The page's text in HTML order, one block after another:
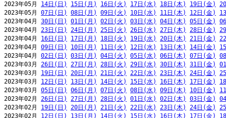
2023年05月 14日(日) 15日(月) 16日(火) 17日(水) 18日(木) 19日(金)
2023年05月 07日(日) 08日(月) 09日(火) 10日(水) 11日(木) 12日(金)
2023年04月 30日(日) 01日(月) 02日(火) 03日(水) 04日(木) 05日(金)
2023年04月 23日(日) 24日(月) 25日(火) 26日(水) 27日(木) 28日(金)
2023年04月 16日(日) 17日(月) 18日(火) 19日(水) 20日(木) 21日(金)
2023年04月 09日(日) 10日(月) 11日(火) 12日(水) 13日(木) 14日(金)
2023年04月 02日(日) 03日(月) 04日(火) 05日(水) 06日(木) 07日(金)
2023年03月 26日(日) 27日(月) 28日(火) 29日(水) 30日(木) 31日(金)
2023年03月 19日(日) 20日(月) 21日(火) 22日(水) 23日(木) 24日(金)
2023年03月 12日(日) 13日(月) 14日(火) 15日(水) 16日(木) 17日(金)
2023年03月 05日(日) 06日(月) 07日(火) 08日(水) 09日(木) 10日(金)
2023年02月 26日(日) 27日(月) 28日(火) 01日(水) 02日(木) 03日(金)
2023年02月 19日(日) 20日(月) 21日(火) 22日(水) 23日(木) 24日(金)
2023年02月 12日(日) 13日(月) 14日(火) 15日(水) 16日(木) 17日(金)